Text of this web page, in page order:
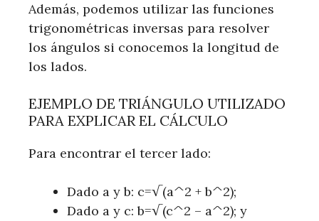
Además, podemos utilizar las funciones
trigonométricas inversas para resolver
los ángulos si conocemos la longitud de
los lados.
EJEMPLO DE TRIÁNGULO UTILIZADO
PARA EXPLICAR EL CÁLCULO
Para encontrar el tercer lado:
Dado a y b: c=√(a^2 + b^2);
Dado a y c: b=√(c^2 – a^2); y